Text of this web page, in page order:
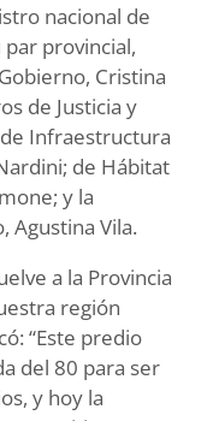
nacional de
provincial,
Cristina
de Justicia y
Infraestructura
de Hábitat
y la
Agustina Vila.
a la Provincia
región
“Este predio
del 80 para ser
y hoy la